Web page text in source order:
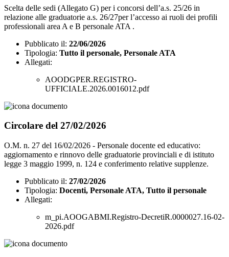
Scelta delle sedi (Allegato G) per i concorsi dell’a.s. 25/26 in
relazione alle graduatorie a.s. 26/27per l’accesso ai ruoli dei profili
professionali area A e B personale ATA .
Pubblicato il: 22/06/2026
Tipologia: Tutto il personale, Personale ATA
Allegati:
AOODGPER.REGISTRO-
UFFICIALE.2026.0016012.pdf
Circolare del 27/02/2026
O.M. n. 27 del 16/02/2026 - Personale docente ed educativo:
aggiornamento e rinnovo delle graduatorie provinciali e di istituto
legge 3 maggio 1999, n. 124 e conferimento relative supplenze.
Pubblicato il: 27/02/2026
Tipologia: Docenti, Personale ATA, Tutto il personale
Allegati:
m_pi.AOOGABMI.Registro-DecretiR.0000027.16-02-
2026.pdf